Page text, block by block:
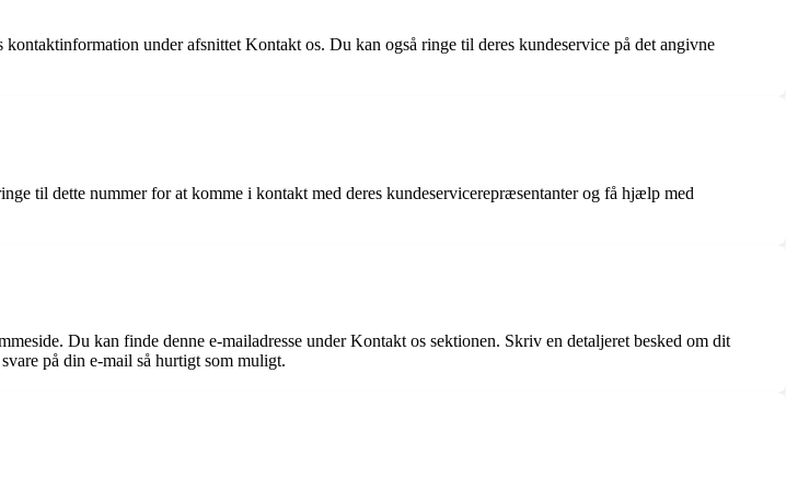
under afsnittet Kontakt os. Du kan også ringe til deres kundeservice på det angivne
til dette nummer for at komme i kontakt med deres kundeservicerepræsentanter og få hjælp med
Du kan finde denne e-mailadresse under Kontakt os sektionen. Skriv en detaljeret besked om dit
på din e-mail så hurtigt som muligt.